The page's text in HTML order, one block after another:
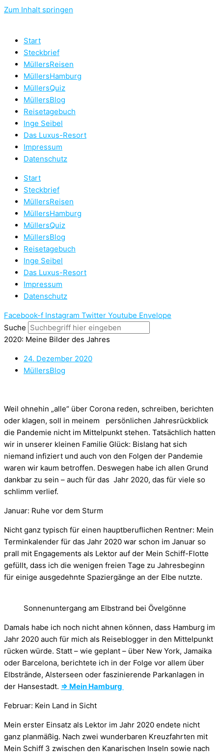
Zum Inhalt springen
Start
Steckbrief
MüllersReisen
MüllersHamburg
MüllersQuiz
MüllersBlog
Reisetagebuch
Inge Seibel
Das Luxus-Resort
Impressum
Datenschutz
Start
Steckbrief
MüllersReisen
MüllersHamburg
MüllersQuiz
MüllersBlog
Reisetagebuch
Inge Seibel
Das Luxus-Resort
Impressum
Datenschutz
Facebook-f Instagram Twitter Youtube Envelope
Suche
2020: Meine Bilder des Jahres
24. Dezember 2020
MüllersBlog
Weil ohnehin „alle“ über Corona reden, schreiben, berichten
oder klagen, soll in meinem persönlichen Jahresrückblick
die Pandemie nicht im Mittelpunkt stehen. Tatsächlich hatten
wir in unserer kleinen Familie Glück: Bislang hat sich
niemand infiziert und auch von den Folgen der Pandemie
waren wir kaum betroffen. Deswegen habe ich allen Grund
dankbar zu sein – auch für das Jahr 2020, das für viele so
schlimm verlief.
Januar: Ruhe vor dem Sturm
Nicht ganz typisch für einen hauptberuflichen Rentner: Mein
Terminkalender für das Jahr 2020 war schon im Januar so
prall mit Engagements als Lektor auf der Mein Schiff-Flotte
gefüllt, dass ich die wenigen freien Tage zu Jahresbeginn
für einige ausgedehnte Spaziergänge an der Elbe nutzte.
Sonnenuntergang am Elbstrand bei Övelgönne
Damals habe ich noch nicht ahnen können, dass Hamburg im
Jahr 2020 auch für mich als Reiseblogger in den Mittelpunkt
rücken würde. Statt – wie geplant – über New York, Jamaika
oder Barcelona, berichtete ich in der Folge vor allem über
Elbstrände, Alsterseen oder faszinierende Parkanlagen in
der Hansestadt. ⇒ Mein Hamburg
Februar: Kein Land in Sicht
Mein erster Einsatz als Lektor im Jahr 2020 endete nicht
ganz planmäßig. Nach zwei wunderbaren Kreuzfahrten mit
Mein Schiff 3 zwischen den Kanarischen Inseln sowie nach